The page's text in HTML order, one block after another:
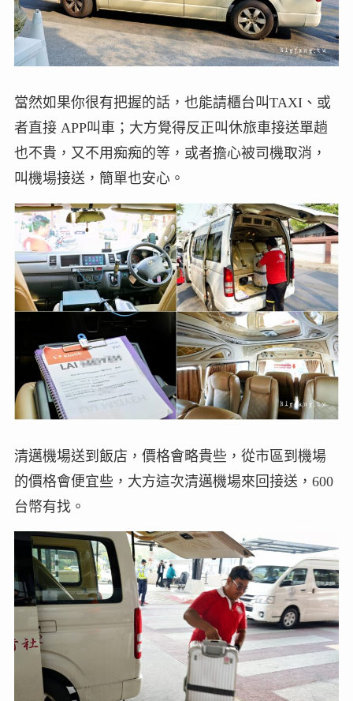
當然如果你很有把握的話，也能請櫃台叫TAXI、或
者直接 APP叫車；大方覺得反正叫休旅車接送單趟
也不貴，又不用痴痴的等，或者擔心被司機取消，
叫機場接送，簡單也安心。
清邁機場送到飯店，價格會略貴些，從市區到機場
的價格會便宜些，大方這次清邁機場來回接送，600
台幣有找。